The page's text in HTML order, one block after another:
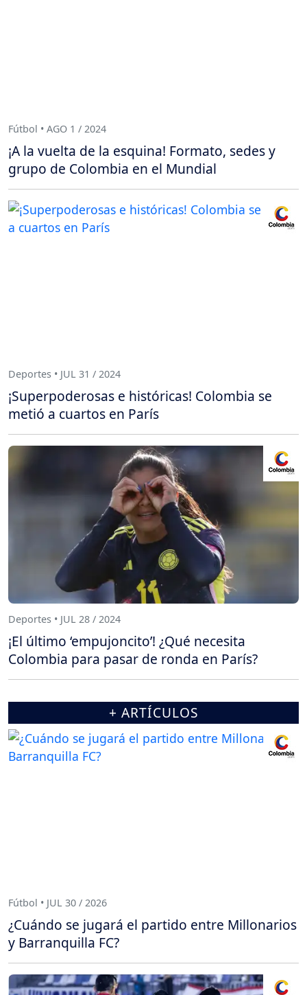
Fútbol • AGO 1 / 2024
¡A la vuelta de la esquina! Formato, sedes y
grupo de Colombia en el Mundial
Deportes • JUL 31 / 2024
¡Superpoderosas e históricas! Colombia se
metió a cuartos en París
Deportes • JUL 28 / 2024
¡El último ‘empujoncito’! ¿Qué necesita
Colombia para pasar de ronda en París?
+ ARTÍCULOS
Fútbol • JUL 30 / 2026
¿Cuándo se jugará el partido entre Millonarios
y Barranquilla FC?